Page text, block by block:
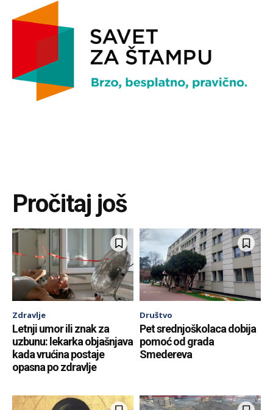
Pročitaj još
Zdravlje
Letnji umor ili znak za
uzbunu: lekarka objašnjava
kada vrućina postaje
opasna po zdravlje
Društvo
Pet srednjoškolaca dobija
pomoć od grada
Smedereva